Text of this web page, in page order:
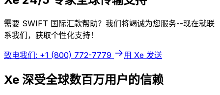
需要 SWIFT 国际汇款帮助？我们将竭诚为您服务--现在就联
系我们，获取个性化支持！
致电我们: +1 (800) 772-7779 用 Xe 发送
Xe 深受全球数百万用户的信赖